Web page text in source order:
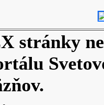
stránky